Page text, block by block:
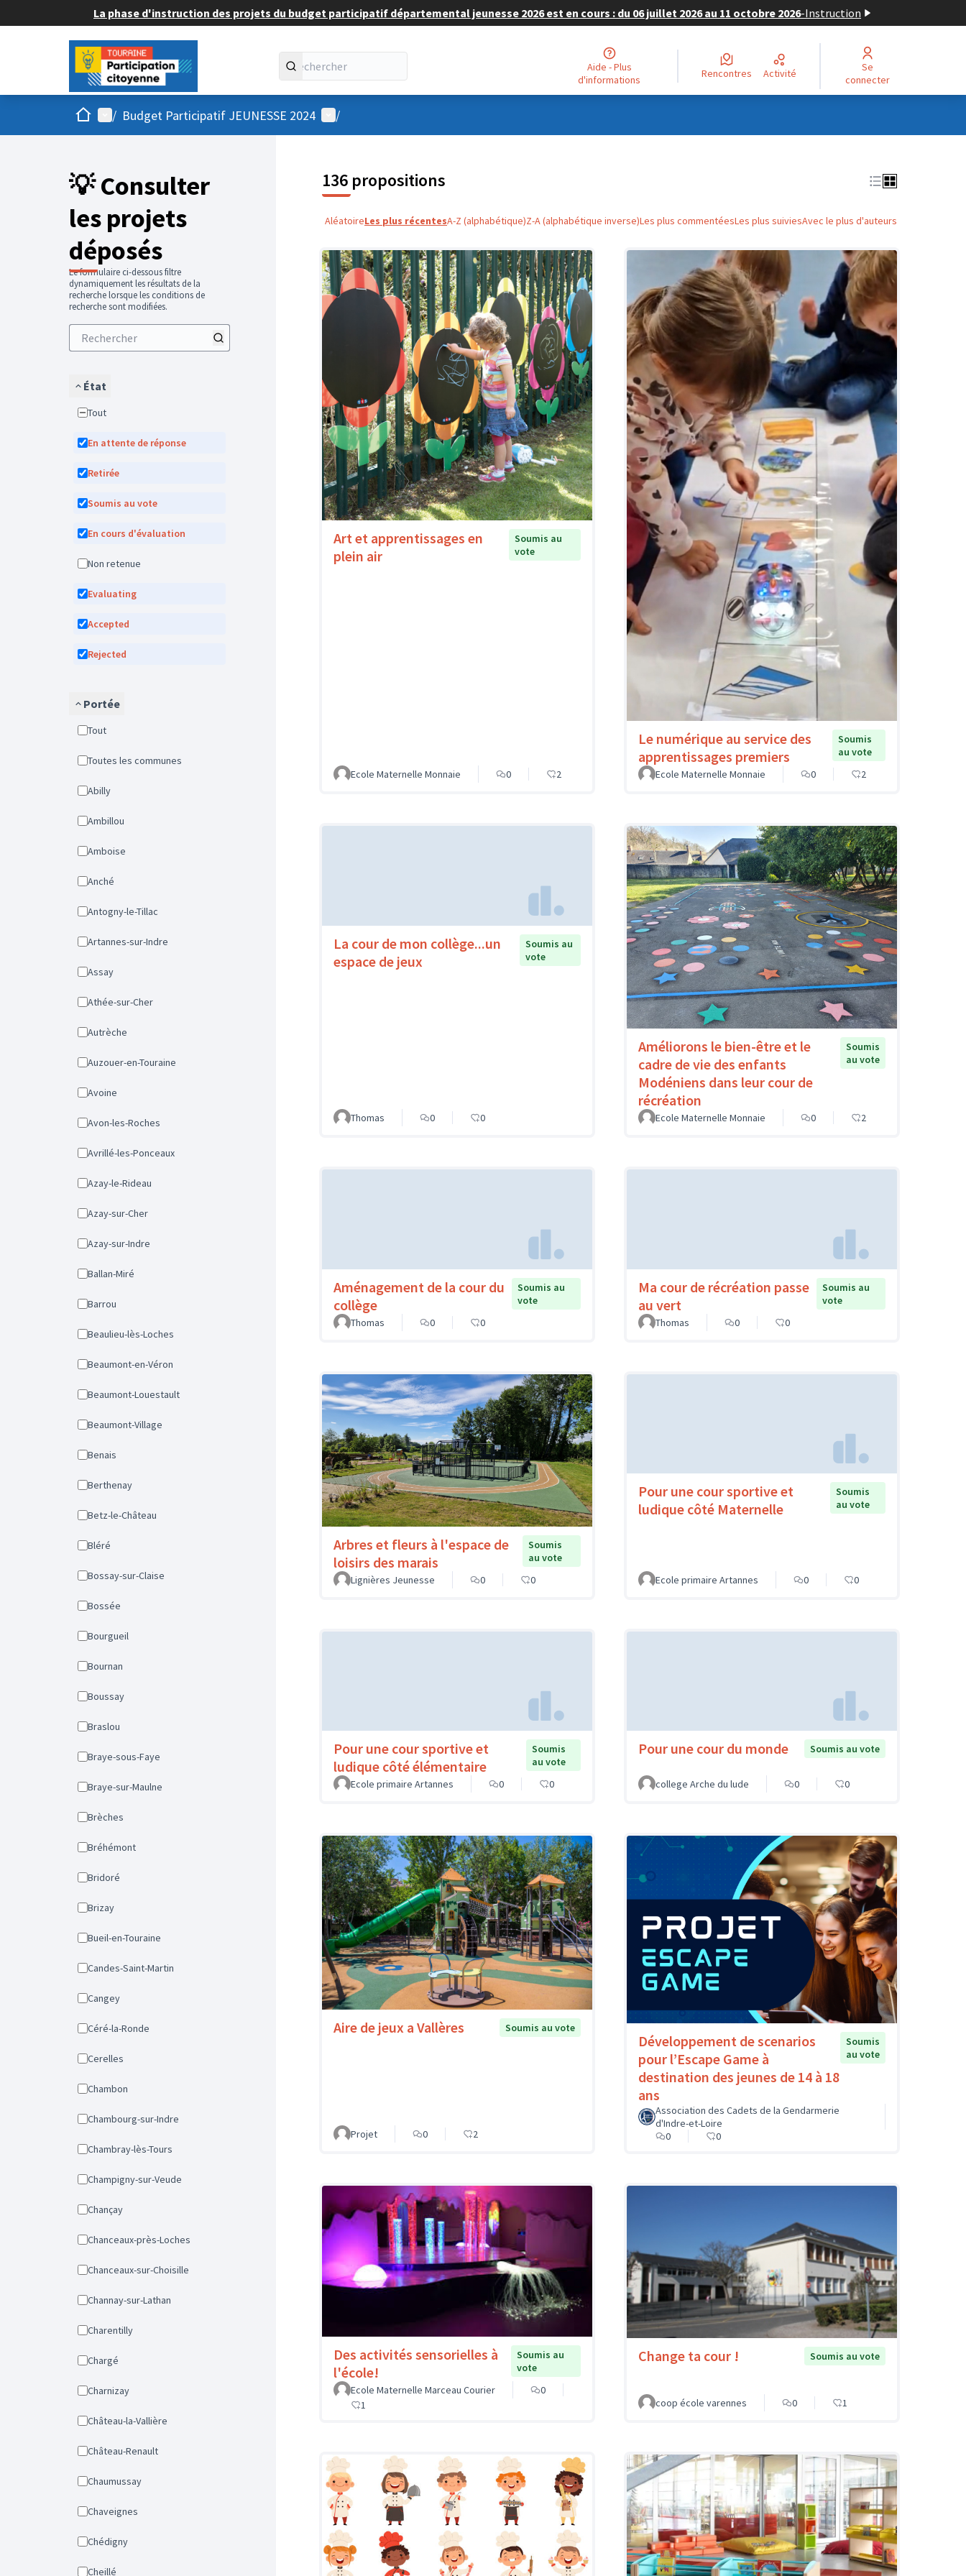
La phase d'instruction des projets du budget participatif départemental jeunesse 2026 est en cours : du 06 juillet 2026 au 11 octobre 2026-Instruction
Aide - Plus
d'informations
Rencontres Activité
Se
connecter
AccueilMenu principal
/ Budget Participatif JEUNESSE 2024 Menu utilisateur
/
💡 Consulter
les projets
déposés
Le formulaire ci-dessous filtre
dynamiquement les résultats de la
recherche lorsque les conditions de
recherche sont modifiées.
État
Tout
En attente de réponse
Retirée
Soumis au vote
En cours d'évaluation
Non retenue
Evaluating
Accepted
Rejected
Portée
Tout
Toutes les communes
Abilly
Ambillou
Amboise
Anché
Antogny-le-Tillac
Artannes-sur-Indre
Assay
Athée-sur-Cher
Autrèche
Auzouer-en-Touraine
Avoine
Avon-les-Roches
Avrillé-les-Ponceaux
Azay-le-Rideau
Azay-sur-Cher
Azay-sur-Indre
Ballan-Miré
Barrou
Beaulieu-lès-Loches
Beaumont-en-Véron
Beaumont-Louestault
Beaumont-Village
Benais
Berthenay
Betz-le-Château
Bléré
Bossay-sur-Claise
Bossée
Bourgueil
Bournan
Boussay
Braslou
Braye-sous-Faye
Braye-sur-Maulne
Brèches
Bréhémont
Bridoré
Brizay
Bueil-en-Touraine
Candes-Saint-Martin
Cangey
Céré-la-Ronde
Cerelles
Chambon
Chambourg-sur-Indre
Chambray-lès-Tours
Champigny-sur-Veude
Chançay
Chanceaux-près-Loches
Chanceaux-sur-Choisille
Channay-sur-Lathan
Charentilly
Chargé
Charnizay
Château-la-Vallière
Château-Renault
Chaumussay
Chaveignes
Chédigny
Cheillé
136 propositions
AléatoireLes plus récentesA-Z (alphabétique)Z-A (alphabétique inverse)Les plus commentéesLes plus suiviesAvec le plus d'auteurs
Art et apprentissages en
plein air
Soumis au
vote
Ecole Maternelle Monnaie 0 2
Le numérique au service des
apprentissages premiers
Soumis
au vote
Ecole Maternelle Monnaie
0 2
La cour de mon collège...un
espace de jeux
Soumis au
vote
Thomas 0 0
Améliorons le bien-être et le
cadre de vie des enfants
Modéniens dans leur cour de
récréation
Soumis
au vote
Ecole Maternelle Monnaie 0 2
Aménagement de la cour du
collège
Soumis au
vote
Thomas
0 0
Ma cour de récréation passe
au vert
Soumis au
vote
Thomas
0 0
Arbres et fleurs à l'espace de
loisirs des marais
Soumis
au vote
Lignières Jeunesse
0 0
Pour une cour sportive et
ludique côté Maternelle
Soumis
au vote
Ecole primaire Artannes 0 0
Pour une cour sportive et
ludique côté élémentaire
Soumis
au vote
Ecole primaire Artannes
0 0
Pour une cour du monde Soumis au vote
college Arche du lude 0 0
Aire de jeux a Vallères Soumis au vote
Projet 0 2
Développement de scenarios
pour l’Escape Game à
destination des jeunes de 14 à 18
ans
Soumis
au vote
Association des Cadets de la Gendarmerie
d'Indre-et-Loire
0
0
Des activités sensorielles à
l'école!
Soumis au
vote
Ecole Maternelle Marceau Courier
0
1
Change ta cour ! Soumis au vote
coop école varennes 0 1